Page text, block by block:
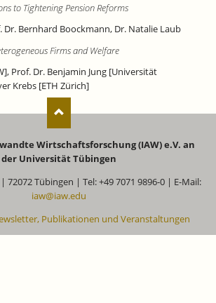
to Tightening Pension Reforms
Dr. Bernhard Boockmann, Dr. Natalie Laub
Firms and Welfare
Prof. Dr. Benjamin Jung [Universität
Krebs [ETH Zürich]
Wirtschaftsforschung (IAW) e.V. an
der Universität Tübingen
72072 Tübingen | Tel: +49 7071 9896-0 | E-Mail:
iaw@iaw.edu
Publikationen und Veranstaltungen